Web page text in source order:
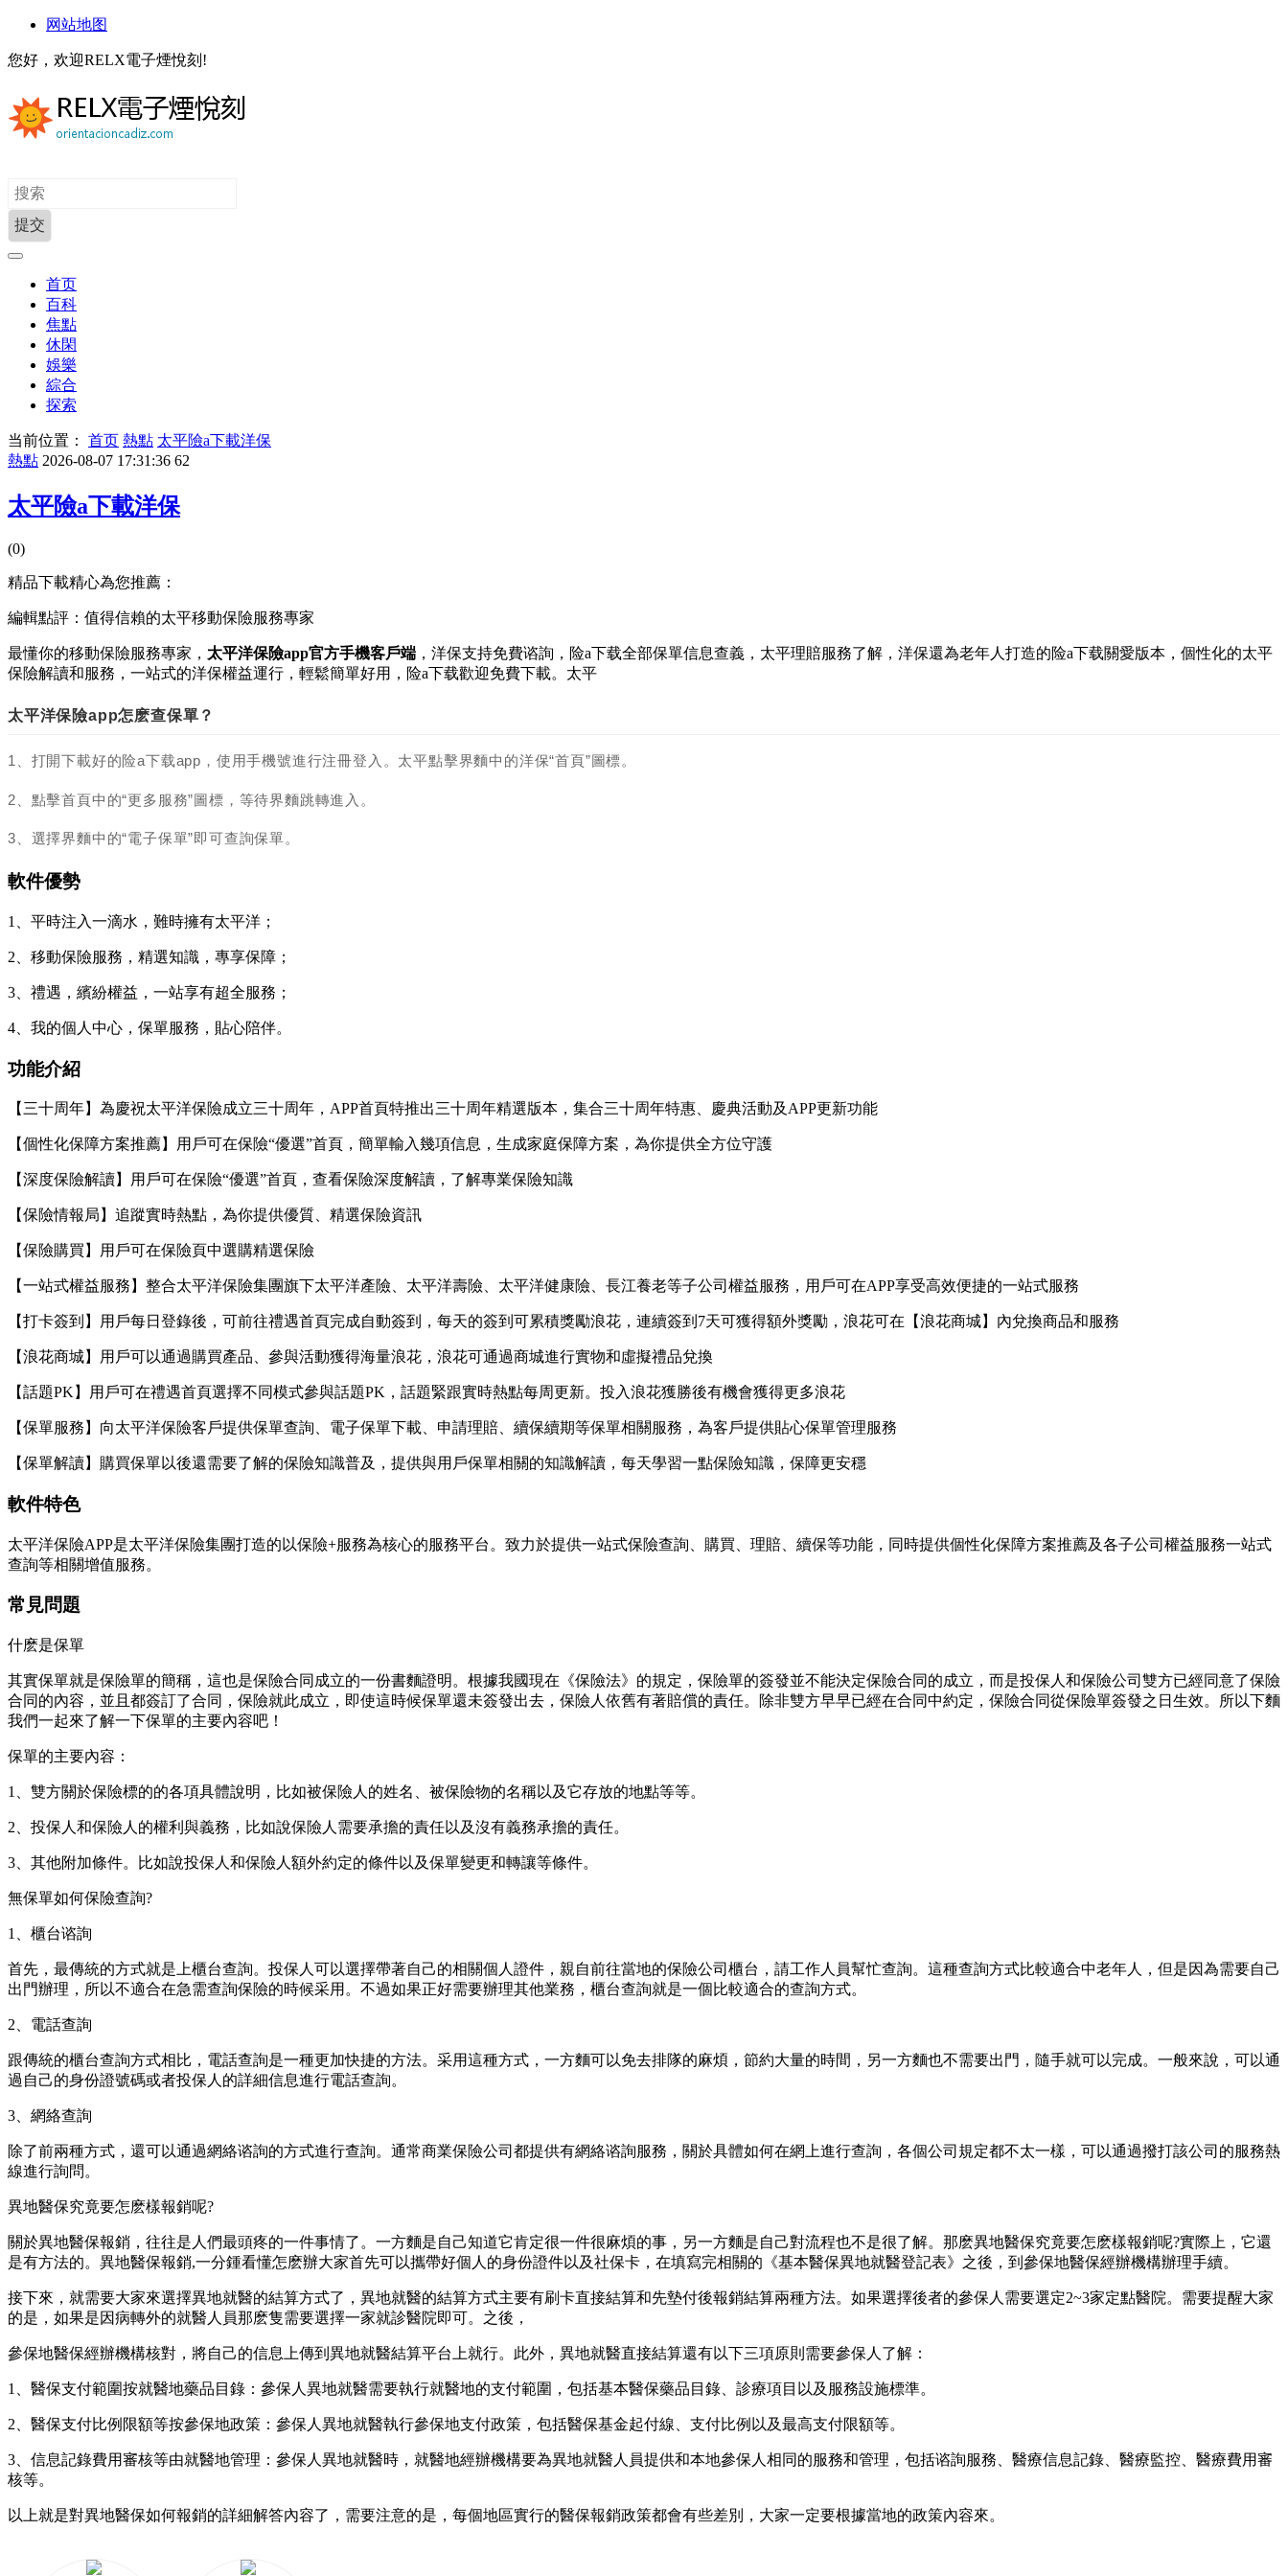
网站地图
您好，欢迎RELX電子煙悅刻!
首页
百科
焦點
休閑
娛樂
綜合
探索
当前位置： 首页 熱點 太平險a下載洋保
熱點 2026-08-07 17:31:36 62
太平險a下載洋保
(0)
精品下載精心為您推薦：
編輯點評：值得信賴的太平移動保險服務專家
最懂你的移動保險服務專家， 太平洋保險app官方手機客戶端 ，洋保支持免費谘詢，险a下载全部保單信息查義，太平理賠服務了解，洋保還為老年人打造的险a下载關愛版本，個性化的太平
保險解讀和服務，一站式的洋保權益運行，輕鬆簡單好用，险a下载歡迎免費下載。太平
太平洋保險app怎麽查保單？
1、打開下載好的险a下载app，使用手機號進行注冊登入。太平點擊界麵中的洋保“首頁”圖標。
2、點擊首頁中的“更多服務”圖標，等待界麵跳轉進入。
3、選擇界麵中的“電子保單”即可查詢保單。
軟件優勢
1、平時注入一滴水，難時擁有太平洋；
2、移動保險服務，精選知識，專享保障；
3、禮遇，繽紛權益，一站享有超全服務；
4、我的個人中心，保單服務，貼心陪伴。
功能介紹
【三十周年】為慶祝太平洋保險成立三十周年，APP首頁特推出三十周年精選版本，集合三十周年特惠、慶典活動及APP更新功能
【個性化保障方案推薦】用戶可在保險“優選”首頁，簡單輸入幾項信息，生成家庭保障方案，為你提供全方位守護
【深度保險解讀】用戶可在保險“優選”首頁，查看保險深度解讀，了解專業保險知識
【保險情報局】追蹤實時熱點，為你提供優質、精選保險資訊
【保險購買】用戶可在保險頁中選購精選保險
【一站式權益服務】整合太平洋保險集團旗下太平洋產險、太平洋壽險、太平洋健康險、長江養老等子公司權益服務，用戶可在APP享受高效便捷的一站式服務
【打卡簽到】用戶每日登錄後，可前往禮遇首頁完成自動簽到，每天的簽到可累積獎勵浪花，連續簽到7天可獲得額外獎勵，浪花可在【浪花商城】內兌換商品和服務
【浪花商城】用戶可以通過購買產品、參與活動獲得海量浪花，浪花可通過商城進行實物和虛擬禮品兌換
【話題PK】用戶可在禮遇首頁選擇不同模式參與話題PK，話題緊跟實時熱點每周更新。投入浪花獲勝後有機會獲得更多浪花
【保單服務】向太平洋保險客戶提供保單查詢、電子保單下載、申請理賠、續保續期等保單相關服務，為客戶提供貼心保單管理服務
【保單解讀】購買保單以後還需要了解的保險知識普及，提供與用戶保單相關的知識解讀，每天學習一點保險知識，保障更安穩
軟件特色
太平洋保險APP是太平洋保險集團打造的以保險+服務為核心的服務平台。致力於提供一站式保險查詢、購買、理賠、續保等功能，同時提供個性化保障方案推薦及各子公司權益服務一站式
查詢等相關增值服務。
常見問題
什麽是保單
其實保單就是保險單的簡稱，這也是保險合同成立的一份書麵證明。根據我國現在《保險法》的規定，保險單的簽發並不能決定保險合同的成立，而是投保人和保險公司雙方已經同意了保險
合同的內容，並且都簽訂了合同，保險就此成立，即使這時候保單還未簽發出去，保險人依舊有著賠償的責任。除非雙方早早已經在合同中約定，保險合同從保險單簽發之日生效。所以下麵
我們一起來了解一下保單的主要內容吧！
保單的主要內容：
1、雙方關於保險標的的各項具體說明，比如被保險人的姓名、被保險物的名稱以及它存放的地點等等。
2、投保人和保險人的權利與義務，比如說保險人需要承擔的責任以及沒有義務承擔的責任。
3、其他附加條件。比如說投保人和保險人額外約定的條件以及保單變更和轉讓等條件。
無保單如何保險查詢?
1、櫃台谘詢
首先，最傳統的方式就是上櫃台查詢。投保人可以選擇帶著自己的相關個人證件，親自前往當地的保險公司櫃台，請工作人員幫忙查詢。這種查詢方式比較適合中老年人，但是因為需要自己
出門辦理，所以不適合在急需查詢保險的時候采用。不過如果正好需要辦理其他業務，櫃台查詢就是一個比較適合的查詢方式。
2、電話查詢
跟傳統的櫃台查詢方式相比，電話查詢是一種更加快捷的方法。采用這種方式，一方麵可以免去排隊的麻煩，節約大量的時間，另一方麵也不需要出門，隨手就可以完成。一般來說，可以通
過自己的身份證號碼或者投保人的詳細信息進行電話查詢。
3、網絡查詢
除了前兩種方式，還可以通過網絡谘詢的方式進行查詢。通常商業保險公司都提供有網絡谘詢服務，關於具體如何在網上進行查詢，各個公司規定都不太一樣，可以通過撥打該公司的服務熱
線進行詢問。
異地醫保究竟要怎麽樣報銷呢?
關於異地醫保報銷，往往是人們最頭疼的一件事情了。一方麵是自己知道它肯定很一件很麻煩的事，另一方麵是自己對流程也不是很了解。那麽異地醫保究竟要怎麽樣報銷呢?實際上，它還
是有方法的。異地醫保報銷,一分鍾看懂怎麽辦大家首先可以攜帶好個人的身份證件以及社保卡，在填寫完相關的《基本醫保異地就醫登記表》之後，到參保地醫保經辦機構辦理手續。
接下來，就需要大家來選擇異地就醫的結算方式了，異地就醫的結算方式主要有刷卡直接結算和先墊付後報銷結算兩種方法。如果選擇後者的參保人需要選定2~3家定點醫院。需要提醒大家
的是，如果是因病轉外的就醫人員那麽隻需要選擇一家就診醫院即可。之後，
參保地醫保經辦機構核對，將自己的信息上傳到異地就醫結算平台上就行。此外，異地就醫直接結算還有以下三項原則需要參保人了解：
1、醫保支付範圍按就醫地藥品目錄：參保人異地就醫需要執行就醫地的支付範圍，包括基本醫保藥品目錄、診療項目以及服務設施標準。
2、醫保支付比例限額等按參保地政策：參保人異地就醫執行參保地支付政策，包括醫保基金起付線、支付比例以及最高支付限額等。
3、信息記錄費用審核等由就醫地管理：參保人異地就醫時，就醫地經辦機構要為異地就醫人員提供和本地參保人相同的服務和管理，包括谘詢服務、醫療信息記錄、醫療監控、醫療費用審
核等。
以上就是對異地醫保如何報銷的詳細解答內容了，需要注意的是，每個地區實行的醫保報銷政策都會有些差別，大家一定要根據當地的政策內容來。